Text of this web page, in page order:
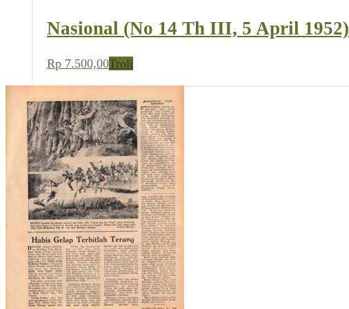
Nasional (No 14 Th III, 5 April 1952)
Rp 7.500,00Troli